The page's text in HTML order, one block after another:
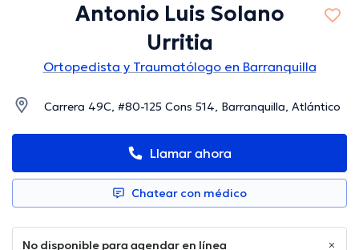
Antonio Luis Solano
Urritia
Ortopedista y Traumatólogo en Barranquilla
Carrera 49C, #80-125 Cons 514, Barranquilla, Atlántico
Llamar ahora
Chatear con médico
No disponible para agendar en línea